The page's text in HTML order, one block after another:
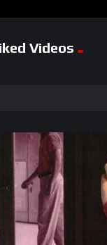
Videos